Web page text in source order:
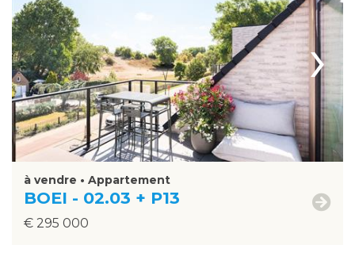
›
à vendre • Appartement
BOEI - 02.03 + P13
€ 295 000